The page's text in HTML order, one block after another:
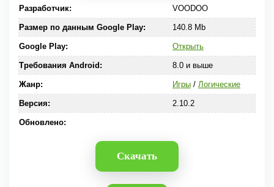
Разработчик: VOODOO
Размер по данным Google Play: 140.8 Mb
Google Play: Открыть
Требования Android: 8.0 и выше
Жанр: Игры/ Логические
Версия: 2.10.2
Обновлено:
Скачать